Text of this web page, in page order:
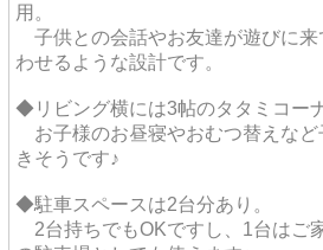
用。
子供との会話やお友達が遊びに来
わせるような設計です。
◆リビング横には3帖のタタミコー
お子様のお昼寝やおむつ替えなど
きそうです♪
◆駐車スペースは2台分あり。
2台持ちでもOKですし、1台はご